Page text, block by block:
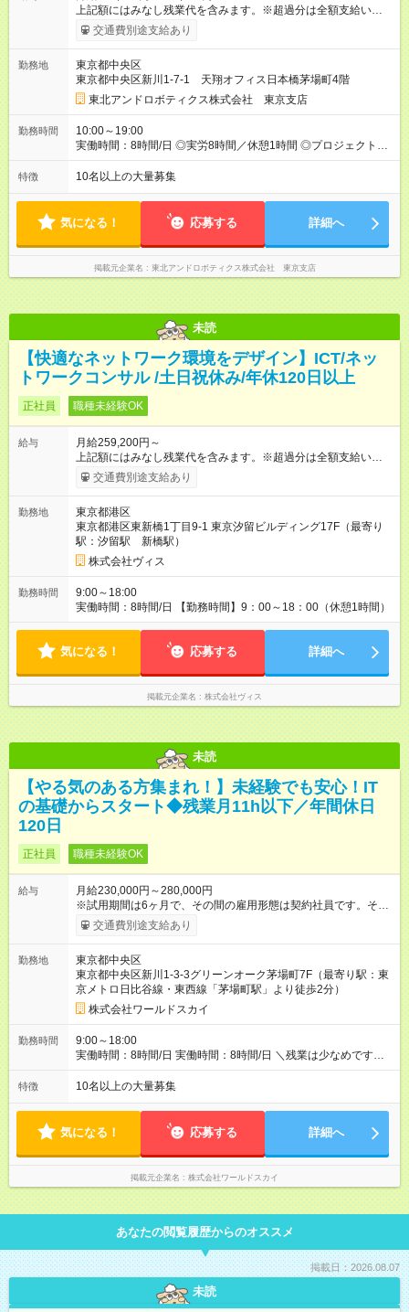
上記額にはみなし残業代を含みます。※超過分は全額支給いたし
ます。 みなし残業代 33,870円 ～ 187,500円／月 みなし残業時
交通費別途支給あり
勤務地
東京都中央区
東京都中央区新川1-7-1 天翔オフィス日本橋茅場町4階
東北アンドロボティクス株式会社 東京支店
勤務時間
10:00～19:00
実働時間：8時間/日 ◎実労8時間／休憩1時間 ◎プロジェクトに
より異なります。
特徴 10名以上の大量募集
気になる！ 応募する 詳細へ
掲載元企業名 東北アンドロボティクス株式会社 東京支店
未読
【快適なネットワーク環境をデザイン】ICT/ネッ
トワークコンサル /土日祝休み/年休120日以上
正社員 職種未経験OK
給与
月給259,200円～
上記額にはみなし残業代を含みます。※超過分は全額支給いたし
ます。 みなし残業代 19,200円 以上／月 みなし残業時間 10時間
／月 月給259,200円～＋賞与年2回（成績・業績による） ※あな
代（月10時間分、1万9,200円～）を含みます。※超過分は全額
支給します 【試用期間】試用期間あり 試用期間の長さ：6ヶ月
雇用形態、給与は本採用時と同じです。
交通費別途支給あり
勤務地
東京都港区
東京都港区東新橋1丁目9-1 東京汐留ビルディング17F（最寄り
駅：汐留駅 新橋駅）
株式会社ヴィス
勤務時間
9:00～18:00
実働時間：8時間/日 【勤務時間】9：00～18：00（休憩1時間）
気になる！ 応募する 詳細へ
掲載元企業名 株式会社ヴィス
未読
【やる気のある方集まれ！】未経験でも安心！IT
の基礎からスタート◆残業月11h以下／年間休日
120日
正社員 職種未経験OK
給与
月給230,000円～280,000円
※試用期間は6ヶ月で、その間の雇用形態は契約社員です。その
ほかの条件に変更はありません。 【試用期間】試用期間あり 試
用期間の長さ：6ヶ月 ※ 雇用形態と給与に、本採用時と異なる部
時と同じです。
交通費別途支給あり
勤務地
東京都中央区
東京都中央区新川1-3-3グリーンオーク茅場町7F（最寄り駅：東
京メトロ日比谷線・東西線「茅場町駅」より徒歩2分）
株式会社ワールドスカイ
勤務時間
9:00～18:00
実働時間：8時間/日 実働時間：8時間/日 ＼残業は少なめです！
／ 社内平均残業時間は月11時間以内です。仕事終わりに自分の
時間をたっぷり作ることができます。サークル活動に参加する
の時間を楽しむもよし！お仕事とプライベートの両立ができま
す。
特徴 10名以上の大量募集
気になる！ 応募する 詳細へ
掲載元企業名 株式会社ワールドスカイ
あなたの閲覧履歴からのオススメ
掲載日：2026.08.07
未読